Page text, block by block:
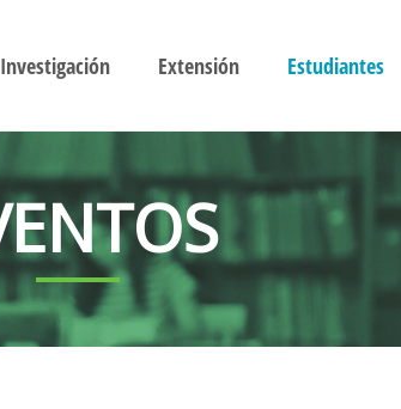
Investigación Extensión Estudiantes